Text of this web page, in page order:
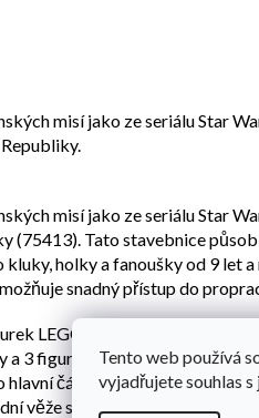
Tento web používá
vyjadřujete souhlas
misí jako ze seriálu Star
misí jako ze seriálu Star
(75413). Tato stavebnice
holky a fanoušky od 9 let
snadný přístup do
LEGO Star Wars: Ki-Adi-
a 3 figurky LEGO bitevních
části (ve které najdete
věže s vystřelovačem.